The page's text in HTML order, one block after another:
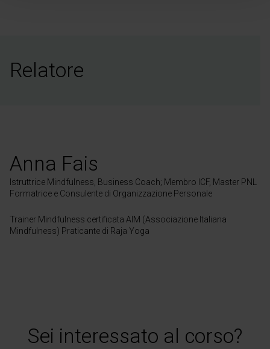
Relatore
Anna Fais
Istruttrice Mindfulness, Business Coach; Membro ICF, Master PNL
Formatrice e Consulente di Organizzazione Personale
Trainer Mindfulness certificata AIM (Associazione Italiana
Mindfulness) Praticante di Raja Yoga
Sei interessato al corso?